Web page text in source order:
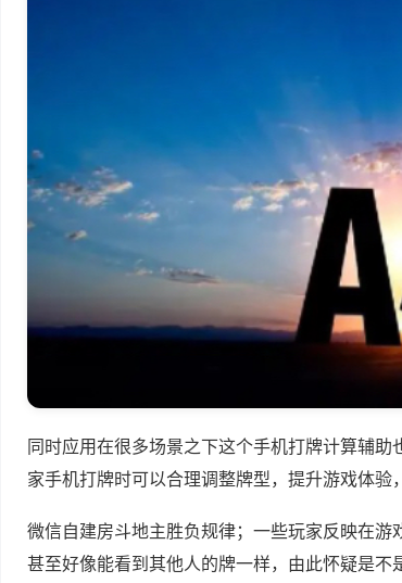
同时应用在很多场景之下这个手机打牌计算辅
家手机打牌时可以合理调整牌型，提升游戏体验
微信自建房斗地主胜负规律；一些玩家反映在游
甚至好像能看到其他人的牌一样，由此怀疑是